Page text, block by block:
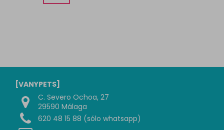
[VANYPETS]
C. Severo Ochoa, 27
29590 Málaga
620 48 15 88 (sólo whatsapp)